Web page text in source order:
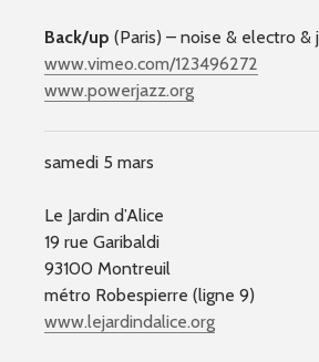
Back/up (Paris) – noise & electro &
www.vimeo.com/123496272
www.powerjazz.org
samedi 5 mars
Le Jardin d’Alice
19 rue Garibaldi
93100 Montreuil
métro Robespierre (ligne 9)
www.lejardindalice.org